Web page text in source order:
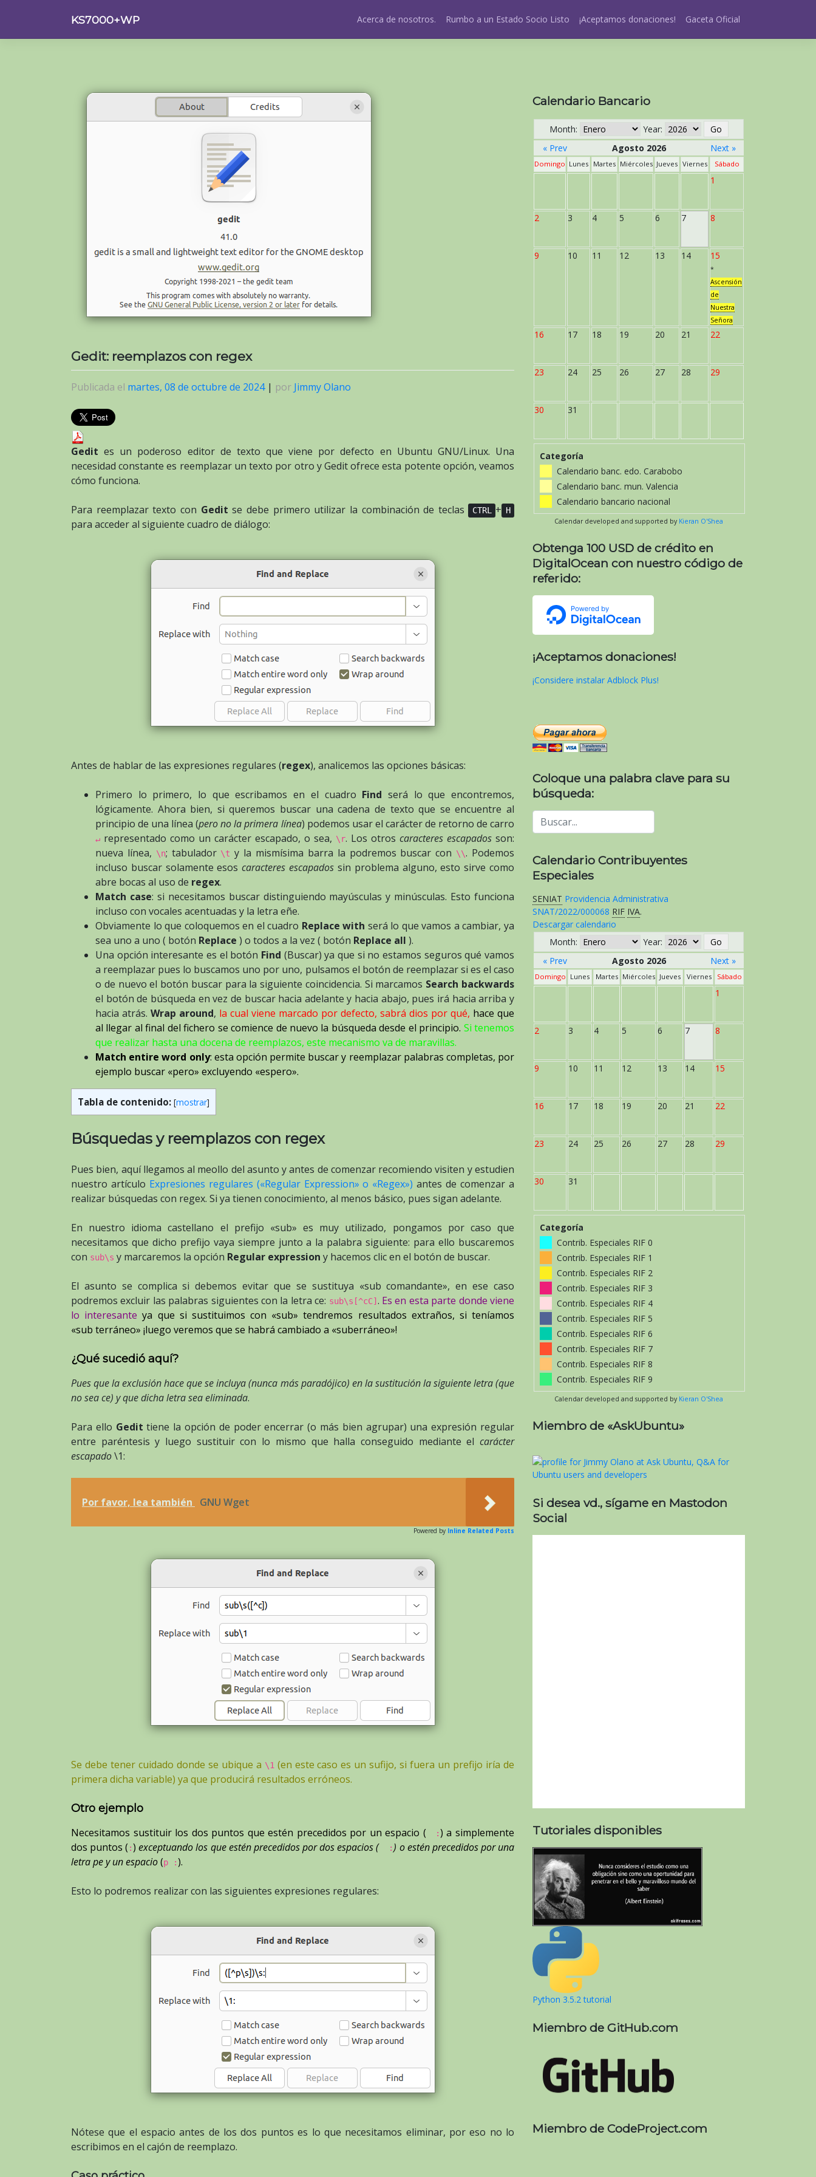
contenido
KS7000+WP Acerca de nosotros. Rumbo a un Estado Socio Listo ¡Aceptamos donaciones! Gaceta Oficial
Gedit: reemplazos con regex
Publicada el martes, 08 de octubre de 2024| por Jimmy Olano
Gedit es un poderoso editor de texto que viene por defecto en Ubuntu GNU/Linux. Una
necesidad constante es reemplazar un texto por otro y Gedit ofrece esta potente opción, veamos
cómo funciona.
Para reemplazar texto con Gedit se debe primero utilizar la combinación de teclas CTRL + H
para acceder al siguiente cuadro de diálogo:
Antes de hablar de las expresiones regulares (regex), analicemos las opciones básicas:
Primero lo primero, lo que escribamos en el cuadro Find será lo que encontremos,
lógicamente. Ahora bien, si queremos buscar una cadena de texto que se encuentre al
principio de una línea (pero no la primera línea) podemos usar el carácter de retorno de carro
↵ representado como un carácter escapado, o sea, \r. Los otros caracteres escapados son:
nueva línea, \n; tabulador \t y la mismísima barra la podremos buscar con \\. Podemos
incluso buscar solamente esoscaracteres escapados sin problema alguno, esto sirve como
abre bocas al uso de regex.
Match case: si necesitamos buscar distinguiendo mayúsculas y minúsculas. Esto funciona
incluso con vocales acentuadas y la letra eñe.
Obviamente lo que coloquemos en el cuadro Replace with será lo que vamos a cambiar, ya
sea uno a uno ( botón Replace ) o todos a la vez ( botón Replace all ).
Una opción interesante es el botón Find (Buscar) ya que si no estamos seguros qué vamos
a reemplazar pues lo buscamos uno por uno, pulsamos el botón de reemplazar si es el caso
o de nuevo el botón buscar para la siguiente coincidencia. Si marcamos Search backwards
el botón de búsqueda en vez de buscar hacia adelante y hacia abajo, pues irá hacia arriba y
hacia atrás. Wrap around, la cual viene marcado por defecto, sabrá dios por qué, hace que
al llegar al final del fichero se comience de nuevo la búsqueda desde el principio. Si tenemos
que realizar hasta una docena de reemplazos, este mecanismo va de maravillas.
Match entire word only: esta opción permite buscar y reemplazar palabras completas, por
ejemplo buscar «pero» excluyendo «espero».
Tabla de contenido: [mostrar]
Búsquedas y reemplazos con regex
Pues bien, aquí llegamos al meollo del asunto y antes de comenzar recomiendo visiten y estudien
nuestro artículo Expresiones regulares («Regular Expression» o «Regex») antes de comenzar a
realizar búsquedas con regex. Si ya tienen conocimiento, al menos básico, pues sigan adelante.
En nuestro idioma castellano el prefijo «sub» es muy utilizado, pongamos por caso que
necesitamos que dicho prefijo vaya siempre junto a la palabra siguiente: para ello buscaremos
con sub\s y marcaremos la opción Regular expression y hacemos clic en el botón de buscar.
El asunto se complica si debemos evitar que se sustituya «sub comandante», en ese caso
podremos excluir las palabras siguientes con la letra ce: sub\s[^cC]. Es en esta parte donde viene
lo interesante ya que si sustituimos con «sub» tendremos resultados extraños, si teníamos
«sub terráneo» ¡luego veremos que se habrá cambiado a «suberráneo»!
¿Qué sucedió aquí?
Pues que la exclusión hace que se incluya (nunca más paradójico) en la sustitución la siguiente letra (que
no sea ce) y que dicha letra sea eliminada.
Para ello Gedit tiene la opción de poder encerrar (o más bien agrupar) una expresión regular
entre paréntesis y luego sustituir con lo mismo que halla conseguido mediante el carácter
escapado\1:
Por favor, lea también GNU Wget
Powered by Inline Related Posts
Se debe tener cuidado donde se ubique a \1(en este caso es un sufijo, si fuera un prefijo iría de
primera dicha variable) ya que producirá resultados erróneos.
Otro ejemplo
Necesitamos sustituir los dos puntos que estén precedidos por un espacio (
:) a simplemente
dos puntos ( :)exceptuando los que estén precedidos por dos espacios (: ) o estén precedidos por una
letra pe y un espacio(p :).
Esto lo podremos realizar con las siguientes expresiones regulares:
Nótese que el espacio antes de los dos puntos es lo que necesitamos eliminar, por eso no lo
escribimos en el cajón de reemplazo.
Calendario Bancario
Month:
Year:
« Prev
Agosto 2026 Next »
Domingo Lunes Martes Miércoles Jueves Viernes Sábado
1
2 3 4 5 6 7 8
9 10 11 12 13 14 15
*
Ascensión
de
Nuestra
Señora
16 17 18 19 20 21 22
23 24 25 26 27 28 29
30 31
Categoría
Calendario banc. edo. Carabobo
Calendario banc. mun. Valencia
Calendario bancario nacional
Calendar developed and supported by Kieran O'Shea
Obtenga 100 USD de crédito en
DigitalOcean con nuestro código de
referido:
¡Aceptamos donaciones!
¡Considere instalar Adblock Plus!
Coloque una palabra clave para su
búsqueda:
Calendario Contribuyentes
Especiales
SENIAT Providencia Administrativa
SNAT/2022/000068 RIF IVA.
Descargar calendario
Month:
Year:
« Prev
Agosto 2026 Next »
Domingo Lunes Martes Miércoles Jueves Viernes Sábado
1
2 3 4 5 6 7 8
9 10 11 12 13 14 15
16 17 18 19 20 21 22
23 24 25 26 27 28 29
30 31
Categoría
Contrib. Especiales RIF 0
Contrib. Especiales RIF 1
Contrib. Especiales RIF 2
Contrib. Especiales RIF 3
Contrib. Especiales RIF 4
Contrib. Especiales RIF 5
Contrib. Especiales RIF 6
Contrib. Especiales RIF 7
Contrib. Especiales RIF 8
Contrib. Especiales RIF 9
Calendar developed and supported by Kieran O'Shea
Miembro de «AskUbuntu»
Si desea vd., sígame en Mastodon
Social
Tutoriales disponibles
Python 3.5.2 tutorial
Miembro de GitHub.com
Miembro de CodeProject.com